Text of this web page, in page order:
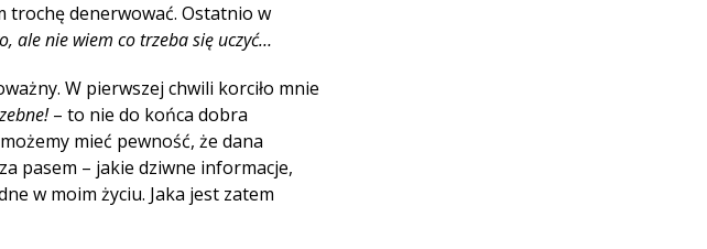
trochę denerwować. Ostatnio w
ale nie wiem co trzeba się uczyć…
W pierwszej chwili korciło mnie
– to nie do końca dobra
mieć pewność, że dana
pasem – jakie dziwne informacje,
w moim życiu. Jaka jest zatem